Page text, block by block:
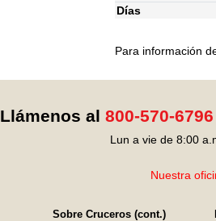
Días
Para información
Llámenos al 800-570-6796
Lun a vie de 8:00
Nuestra
Sobre Cruceros (cont.)